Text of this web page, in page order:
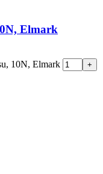
Elmark
10N, Elmark